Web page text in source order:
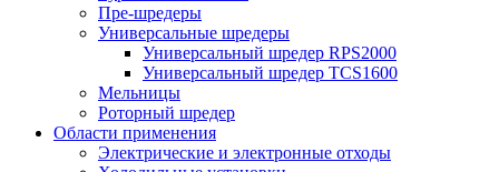
Пре-шредеры
Универсальные шредеры
Универсальный шредер RPS2000
Универсальный шредер TCS1600
Мельницы
Роторный шредер
Области применения
Электрические и электронные отходы